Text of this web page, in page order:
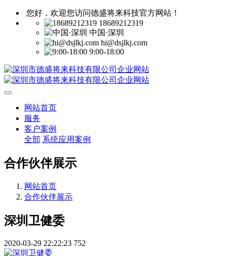
您好，欢迎您访问德盛将来科技官方网站！
18689212319
中国·深圳
hi@dsjlkj.com
9:00-18:00
网站首页
服务
客户案例
全部 系统应用案例
合作伙伴展示
网站首页
合作伙伴展示
深圳卫健委
2020-03-29 22:22:23 752